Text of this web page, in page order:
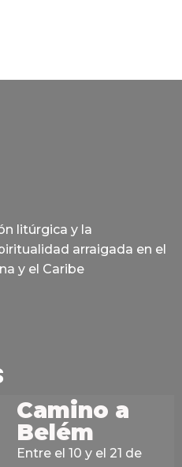
litúrgica y la
arraigada en el
y el Caribe
Camino a
Belém
Entre el 10 y el 21 de